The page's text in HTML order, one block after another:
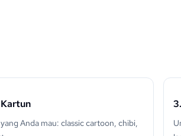
Anda mau: classic cartoon, chibi,